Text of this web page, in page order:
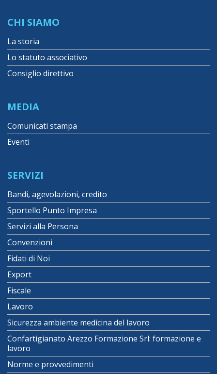
CHI SIAMO
La storia
Lo statuto associativo
Consiglio direttivo
MEDIA
Comunicati stampa
Eventi
SERVIZI
Bandi, agevolazioni, credito
Sportello Punto Impresa
Servizi alla Persona
Convenzioni
Fidati di Noi
Export
Fiscale
Lavoro
Sicurezza ambiente medicina del lavoro
Confartigianato Arezzo Formazione Srl: formazione e
lavoro
Norme e provvedimenti